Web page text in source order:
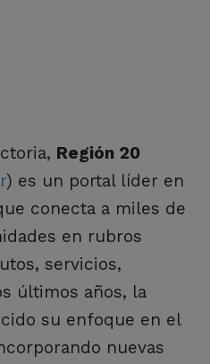
Región 20
) es un portal líder en
conecta a miles de
en rubros
servicios,
últimos años, la
su enfoque en el
nuevas